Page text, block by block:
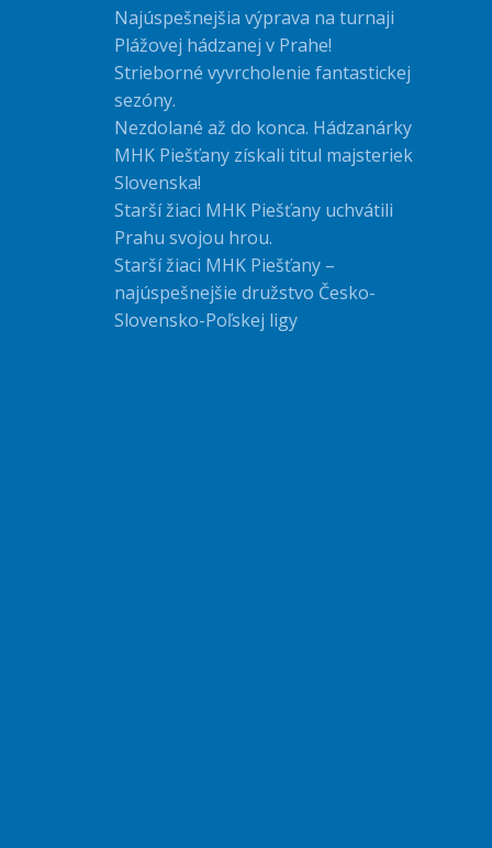
Najúspešnejšia výprava na turnaji
Plážovej hádzanej v Prahe!
Strieborné vyvrcholenie fantastickej
sezóny.
Nezdolané až do konca. Hádzanárky
MHK Piešťany získali titul majsteriek
Slovenska!
Starší žiaci MHK Piešťany uchvátili
Prahu svojou hrou.
Starší žiaci MHK Piešťany –
najúspešnejšie družstvo Česko-
Slovensko-Poľskej ligy